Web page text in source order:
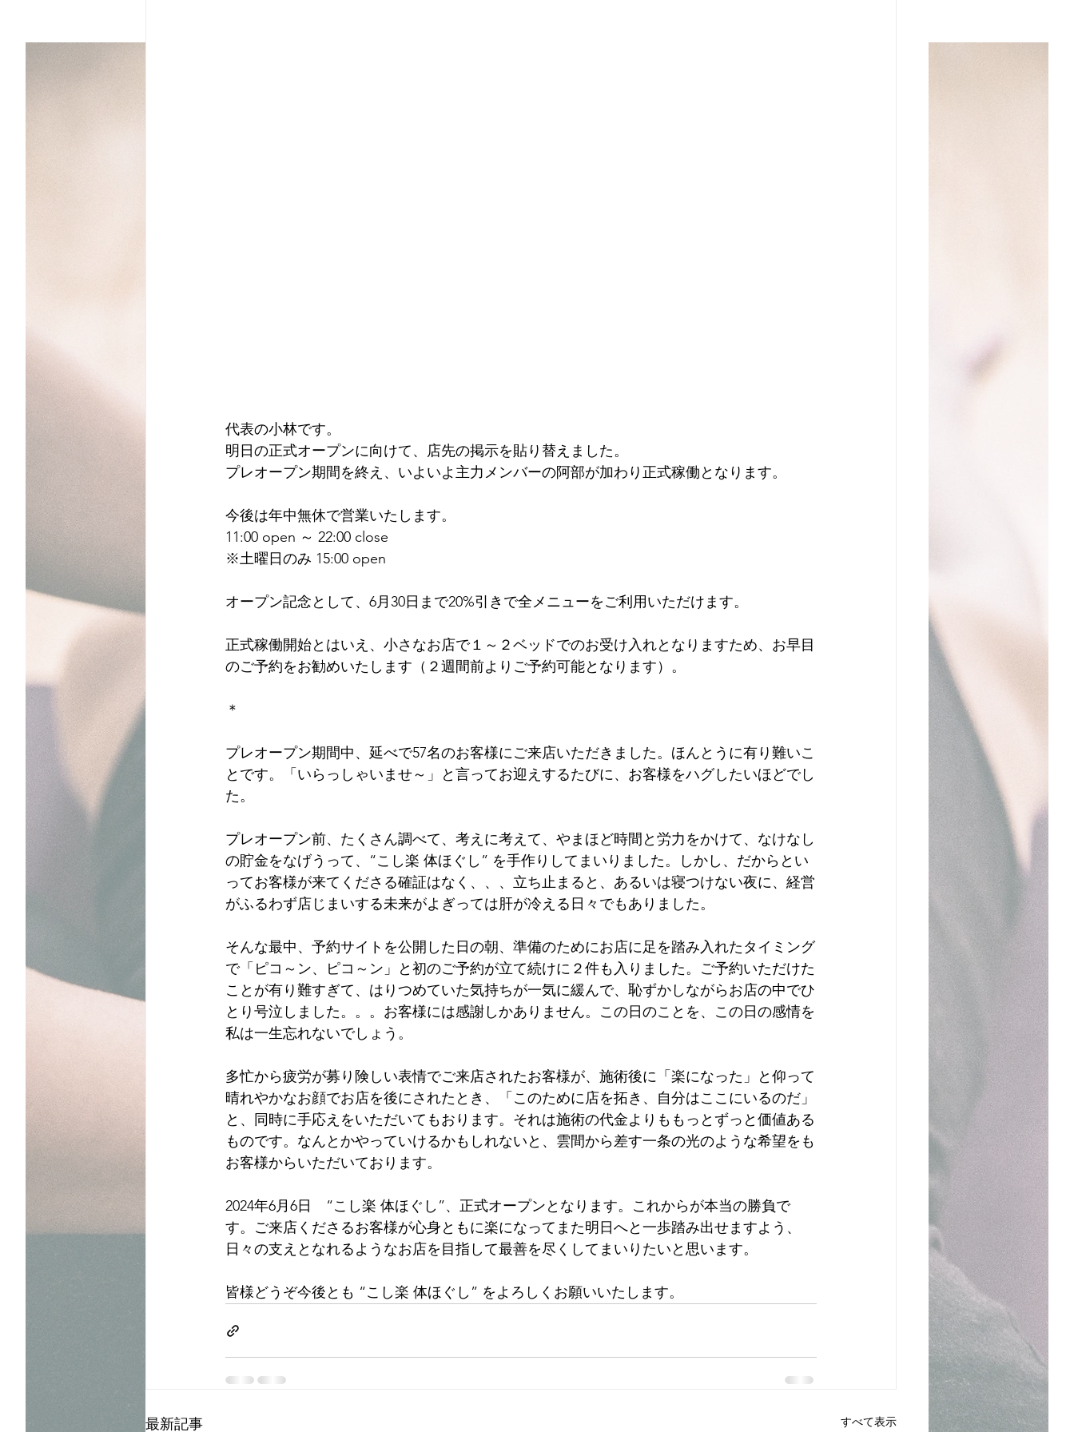
代表の小林です。
明日の正式オープンに向けて、店先の掲示を貼り替えました。
プレオープン期間を終え、いよいよ主力メンバーの阿部が加わり正式稼働となります。
今後は年中無休で営業いたします。
11:00 open ～ 22:00 close
※土曜日のみ 15:00 open
オープン記念として、6月30日まで20%引きで全メニューをご利用いただけます。
正式稼働開始とはいえ、小さなお店で１～２ベッドでのお受け入れとなりますため、お早目
のご予約をお勧めいたします（２週間前よりご予約可能となります）。
＊
プレオープン期間中、延べで57名のお客様にご来店いただきました。ほんとうに有り難いこ
とです。「いらっしゃいませ～」と言ってお迎えするたびに、お客様をハグしたいほどでし
た。
プレオープン前、たくさん調べて、考えに考えて、やまほど時間と労力をかけて、なけなし
の貯金をなげうって、“こし楽 体ほぐし” を手作りしてまいりました。しかし、だからとい
ってお客様が来てくださる確証はなく、、、立ち止まると、あるいは寝つけない夜に、経営
がふるわず店じまいする未来がよぎっては肝が冷える日々でもありました。
そんな最中、予約サイトを公開した日の朝、準備のためにお店に足を踏み入れたタイミング
で「ピコ～ン、ピコ～ン」と初のご予約が立て続けに２件も入りました。ご予約いただけた
ことが有り難すぎて、はりつめていた気持ちが一気に緩んで、恥ずかしながらお店の中でひ
とり号泣しました。。。お客様には感謝しかありません。この日のことを、この日の感情を
私は一生忘れないでしょう。
多忙から疲労が募り険しい表情でご来店されたお客様が、施術後に「楽になった」と仰って
晴れやかなお顔でお店を後にされたとき、「このために店を拓き、自分はここにいるのだ」
と、同時に手応えをいただいてもおります。それは施術の代金よりももっとずっと価値ある
ものです。なんとかやっていけるかもしれないと、雲間から差す一条の光のような希望をも
お客様からいただいております。
2024年6月6日　“こし楽 体ほぐし”、正式オープンとなります。これからが本当の勝負で
す。ご来店くださるお客様が心身ともに楽になってまた明日へと一歩踏み出せますよう、
日々の支えとなれるようなお店を目指して最善を尽くしてまいりたいと思います。
皆様どうぞ今後とも “こし楽 体ほぐし” をよろしくお願いいたします。
最新記事 すべて表示